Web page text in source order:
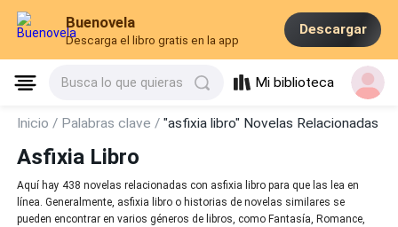
Buenovela
Descarga el libro gratis en la app
Descargar
Busca lo que quieras Mi biblioteca
Inicio / Palabras clave /"asfixia libro" Novelas Relacionadas
Asfixia Libro
Aquí hay 438 novelas relacionadas con asfixia libro para que las lea en
línea. Generalmente, asfixia libro o historias de novelas similares se
pueden encontrar en varios géneros de libros, como Fantasía, Romance,